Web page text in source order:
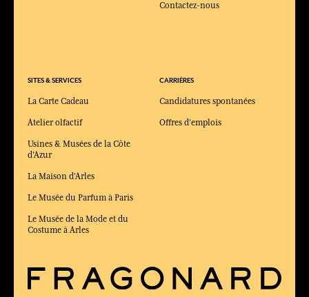
SITES & SERVICES
La Carte Cadeau
Atelier olfactif
Usines & Musées de la Côte
d'Azur
La Maison d'Arles
Le Musée du Parfum à Paris
Le Musée de la Mode et du
Costume à Arles
Contactez-nous
CARRIÈRES
Candidatures spontanées
Offres d'emplois